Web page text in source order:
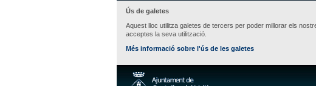
Ús de galetes
Aquest lloc utilitza galetes de tercers per poder millorar els
acceptes la seva utilització.
Més informació sobre l'ús de les galetes